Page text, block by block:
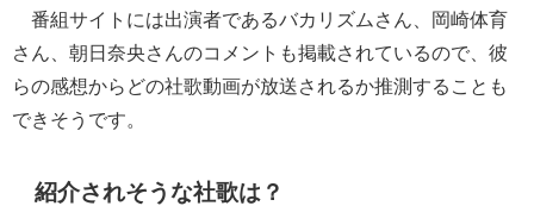
番組サイトには出演者であるバカリズムさん、岡崎体育
さん、朝日奈央さんのコメントも掲載されているので、彼
らの感想からどの社歌動画が放送されるか推測することも
できそうです。
紹介されそうな社歌は？